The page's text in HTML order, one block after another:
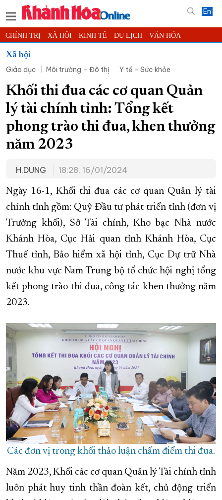
En
CHÍNH TRỊ XÃ HỘI KINH TẾ DU LỊCH VĂN HÓA
THỂ THAO
KHOA HỌC - CÔNG NGHỆ PHÁP LUẬT BẠN ĐỌC
THẾ GIỚI MULTIMEDIA VIDEO ĐỌC BÁO ONLINE
PODCAST THÔNG TIN - QUẢNG CÁO
QUY HOẠCH TỈNH KHÁNH HÒA
TRƯỜNG SA BIỂN ĐẢO QUÊ HƯƠNG
XÂY DỰNG NÔNG THÔN MỚI LỊCH CẮT ĐIỆN
TÀU - XE - MÁY BAY
KỶ NIỆM 370 NĂM XÂY DỰNG VÀ PHÁT TRIỂN TỈNH KHÁNH HÒA
KHOẢNH KHẮC ĐẸP XỨ TRẦM
XÂY DỰNG KHÁNH HÒA TRỞ THÀNH THÀNH PHỐ TRỰC THUỘC
ĐẠI HỘI ĐẢNG CÁC CẤP TRANG CHỦ VỀ BÁO KHÁNH HÒA
Xã hội
Giáo dục
Môi trường – Đô thị Y tế - Sức khỏe
Khối thi đua các cơ quan Quản
lý tài chính tỉnh: Tổng kết
phong trào thi đua, khen thưởng
năm 2023
H.DUNG 18:28, 16/01/2024
Ngày 16-1, Khối thi đua các cơ quan Quản lý tài
chính tỉnh gồm: Quỹ Đầu tư phát triển tỉnh (đơn vị
Trưởng khối), Sở Tài chính, Kho bạc Nhà nước
Khánh Hòa, Cục Hải quan tỉnh Khánh Hòa, Cục
Thuế tỉnh, Bảo hiểm xã hội tỉnh, Cục Dự trữ Nhà
nước khu vực Nam Trung bộ tổ chức hội nghị tổng
kết phong trào thi đua, công tác khen thưởng năm
2023.
Các đơn vị trong khối thảo luận chấm điểm thi đua.
Năm 2023, Khối các cơ quan Quản lý Tài chính tỉnh
luôn phát huy tinh thần đoàn kết, chủ động triển